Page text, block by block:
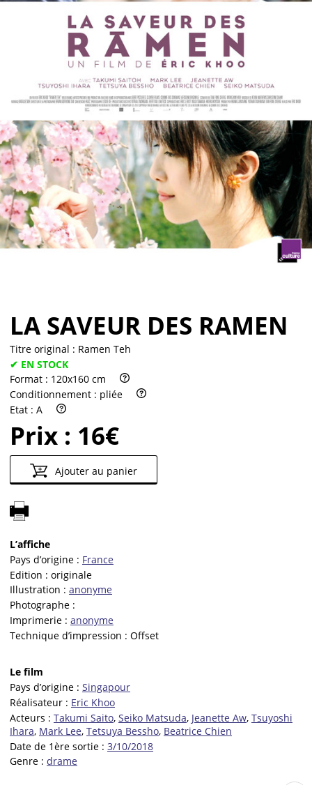
Vendre
LA SAVEUR DES RAMEN
Titre original : Ramen Teh
✔ EN STOCK
Format : 120x160 cm
Conditionnement : pliée
Etat : A
Prix : 16€
Ajouter au panier
L’affiche
Pays d’origine : France
Edition : originale
Illustration : anonyme
Photographe :
Imprimerie : anonyme
Technique d’impression : Offset
Le film
Pays d’origine : Singapour
Réalisateur : Eric Khoo
Acteurs : Takumi Saito, Seiko Matsuda, Jeanette Aw, Tsuyoshi
Ihara, Mark Lee, Tetsuya Bessho, Beatrice Chien
Date de 1ère sortie : 3/10/2018
Genre : drame